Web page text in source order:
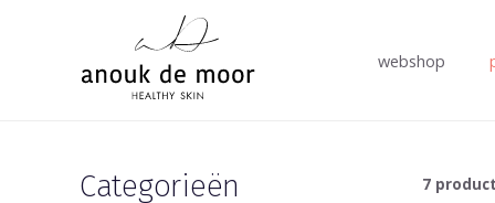
webshop
Categorieën 7